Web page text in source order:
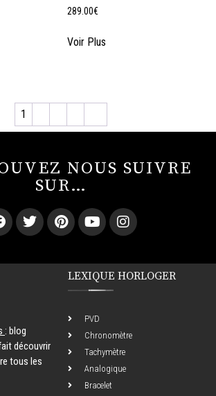
289.00€
Voir Plus
1
NOUS SUIVRE
SUR…
: blog
découvrir
tous les
LEXIQUE HORLOGER
PVD
Chronomètre
Tachymètre
Analogique
Bracelet